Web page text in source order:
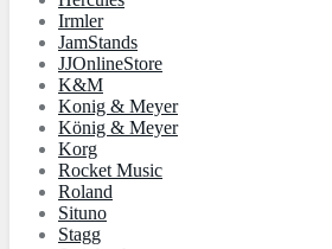
Irmler
JamStands
JJOnlineStore
K&M
Konig & Meyer
König & Meyer
Korg
Rocket Music
Roland
Situno
Stagg